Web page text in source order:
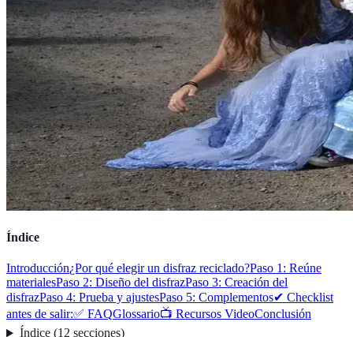
Índice
Introducción¿Por qué elegir un disfraz reciclado?Paso 1: Reúne
materialesPaso 2: Diseño del disfrazPaso 3: Creación del
disfrazPaso 4: Prueba y ajustesPaso 5: Complementos✔ Checklist
antes de salir:✅ FAQGlossario📺 Recursos VideoConclusión
Índice(12 secciones)